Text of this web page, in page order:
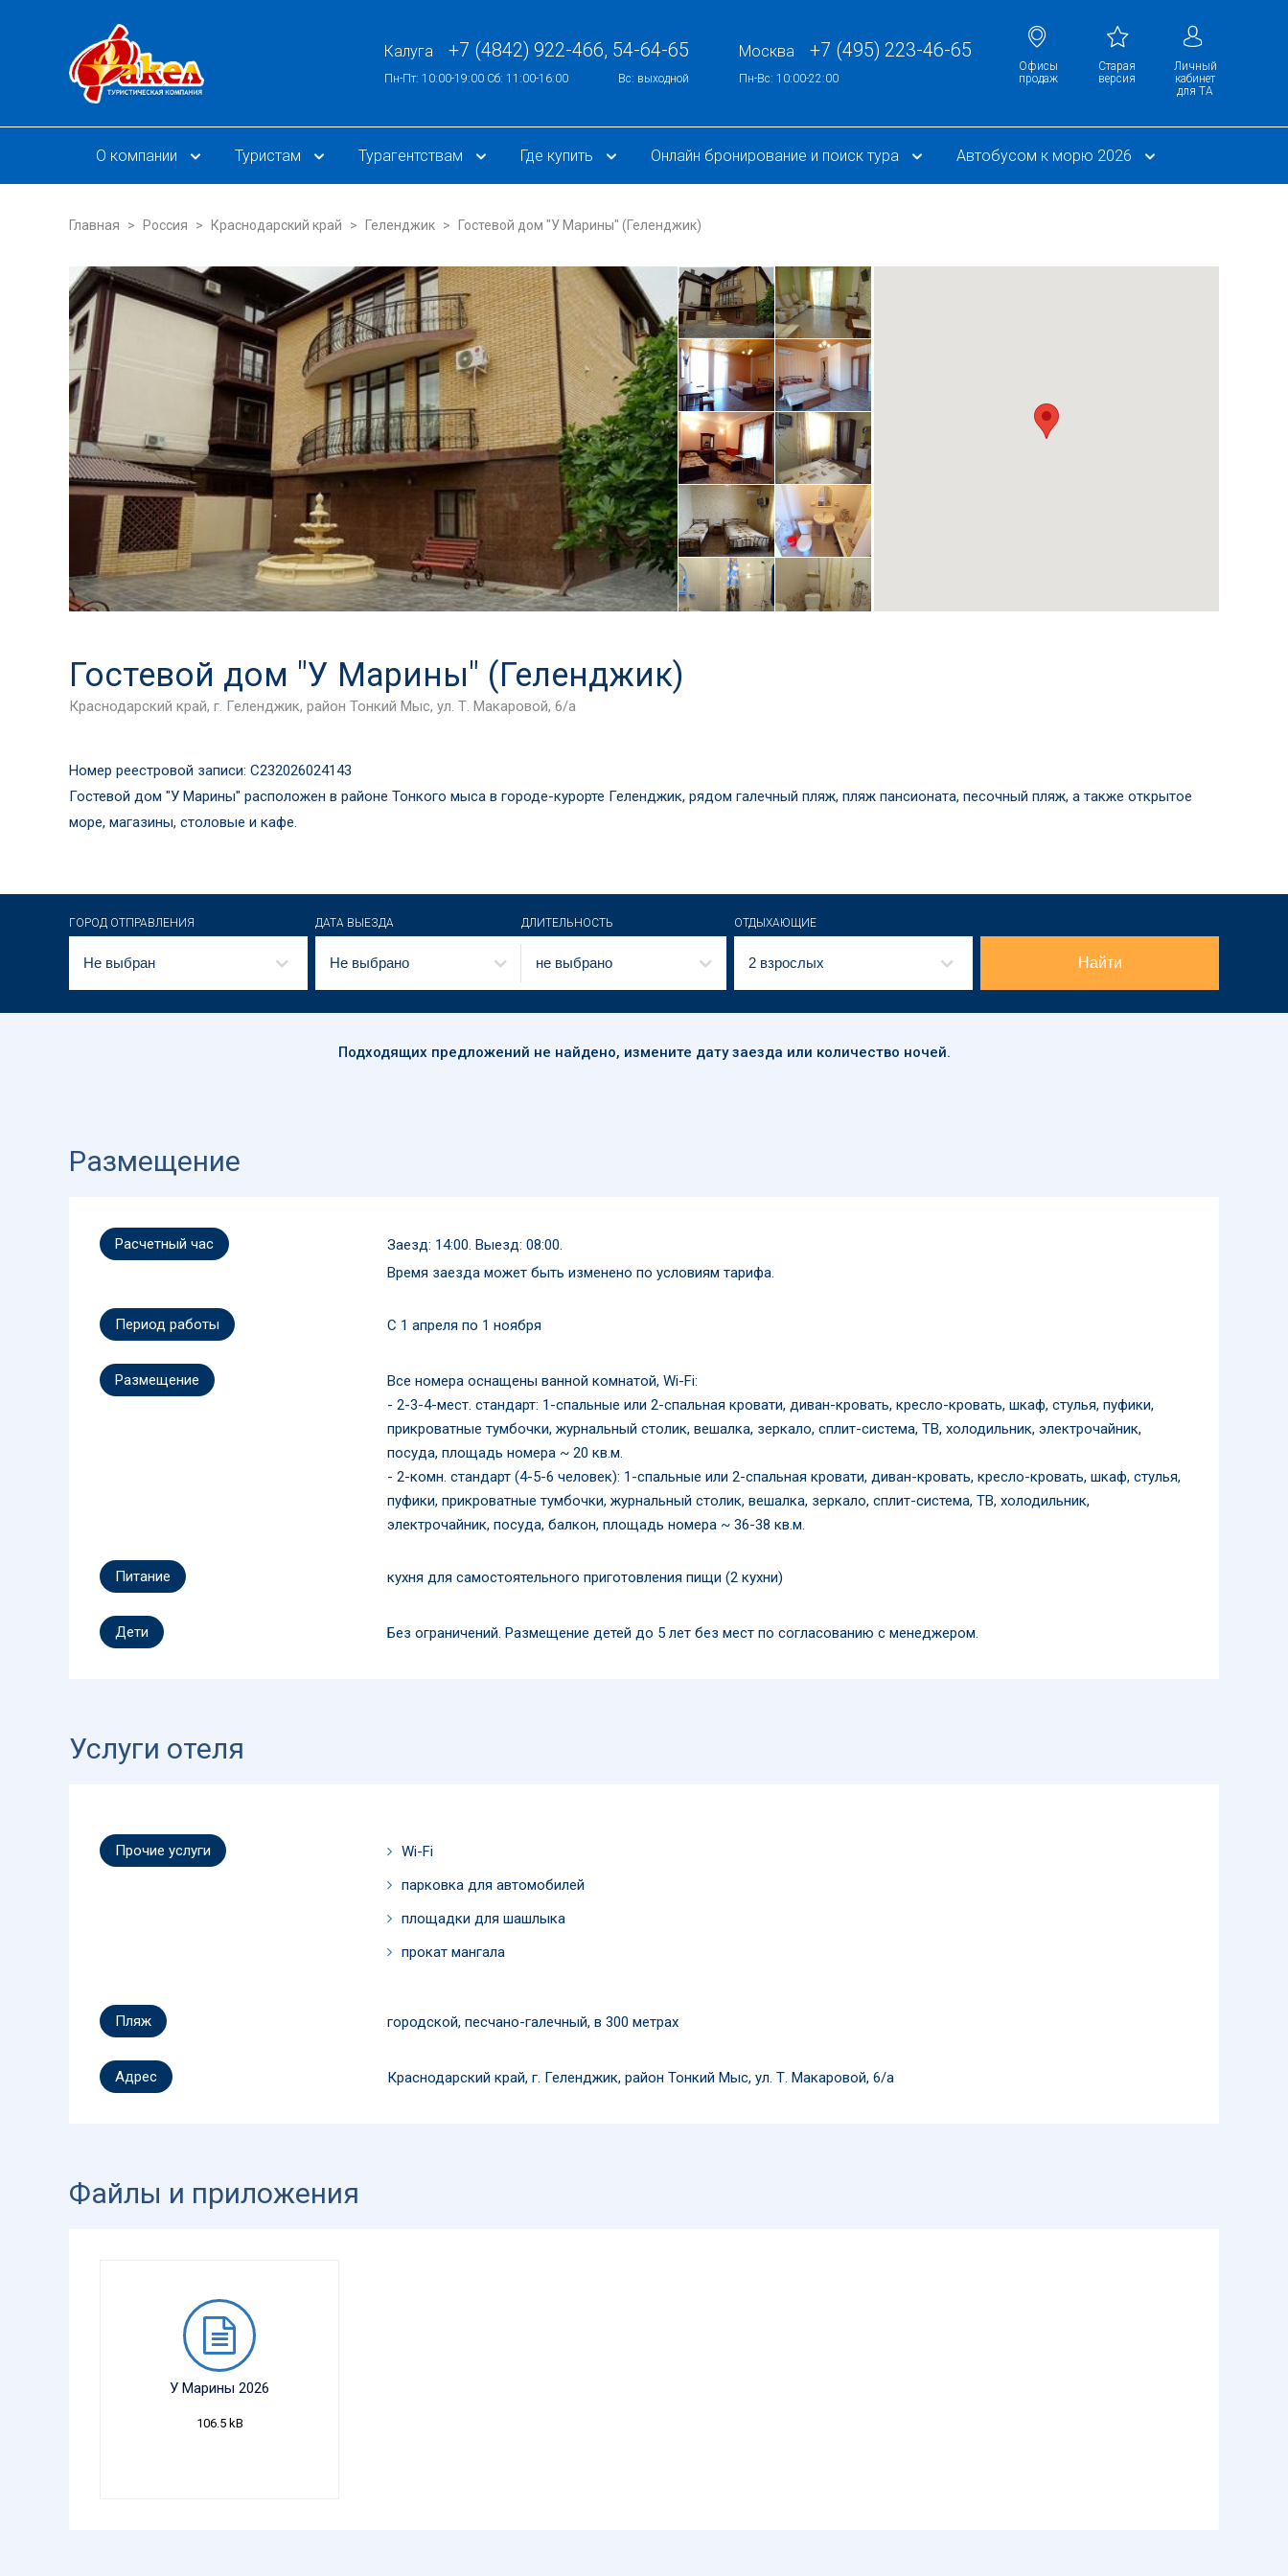
Калуга +7 (4842) 922-466, 54-64-65
Пн-Пт: 10:00-19:00 Сб: 11:00-16:00 Вс: выходной
Москва +7 (495) 223-46-65
Пн-Вс: 10:00-22:00
Офисы
продаж
Cтарая
версия
Личный
кабинет
для ТА
О компании Туристам Турагентствам Где купить Онлайн бронирование и поиск тура Автобусом к морю 2026
Главная Россия Краснодарский край Геленджик Гостевой дом "У Марины" (Геленджик)
Гостевой дом "У Марины" (Геленджик)
Краснодарский край, г. Геленджик, район Тонкий Мыс, ул. Т. Макаровой, 6/а
Номер реестровой записи: С232026024143
Гостевой дом "У Марины" расположен в районе Тонкого мыса в городе-курорте Геленджик, рядом галечный пляж, пляж пансионата, песочный пляж, а также открытое
море, магазины, столовые и кафе.
ГОРОД ОТПРАВЛЕНИЯ
Не выбран
ДАТА ВЫЕЗДА
Не выбрано
ДЛИТЕЛЬНОСТЬ
не выбрано
ОТДЫХАЮЩИЕ
2 взрослых Найти
Подходящих предложений не найдено, измените дату заезда или количество ночей.
Размещение
Расчетный час
Заезд: 14:00. Выезд: 08:00.
Время заезда может быть изменено по условиям тарифа.
Период работы C 1 апреля по 1 ноября
Размещение
Все номера оснащены ванной комнатой, Wi-Fi:
- 2-3-4-мест. стандарт: 1-спальные или 2-спальная кровати, диван-кровать, кресло-кровать, шкаф, стулья, пуфики,
прикроватные тумбочки, журнальный столик, вешалка, зеркало, сплит-система, ТВ, холодильник, электрочайник,
посуда, площадь номера ~ 20 кв.м.
- 2-комн. стандарт (4-5-6 человек): 1-спальные или 2-cпальная кровати, диван-кровать, кресло-кровать, шкаф, стулья,
пуфики, прикроватные тумбочки, журнальный столик, вешалка, зеркало, сплит-система, ТВ, холодильник,
электрочайник, посуда, балкон, площадь номера ~ 36-38 кв.м.
Питание кухня для самостоятельного приготовления пищи (2 кухни)
Дети Без ограничений. Размещение детей до 5 лет без мест по согласованию с менеджером.
Услуги отеля
Прочие услуги
Wi-Fi
парковка для автомобилей
площадки для шашлыка
прокат мангала
Пляж городской, песчано-галечный, в 300 метрах
Адрес Краснодарский край, г. Геленджик, район Тонкий Мыс, ул. Т. Макаровой, 6/а
Файлы и приложения
У Марины 2026
106.5 kB